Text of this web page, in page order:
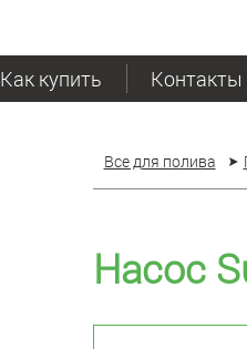
Как купить Контакты
Все для полива
Насос